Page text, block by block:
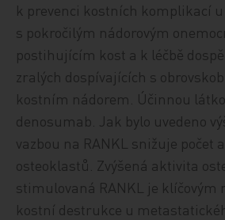
k prevenci kostních komplikací u
s pokročilým nádorovým
postihujícím kost a k léčbě
zralých dospívajících s
kostním nádorem. Účinnou
denosumab. Jak bylo uvedeno
vazbou na RANKL snižuje počet
osteoklastů. Zvýšená aktivita
stimulovaná RANKL je klíčovým
kostní destrukce u